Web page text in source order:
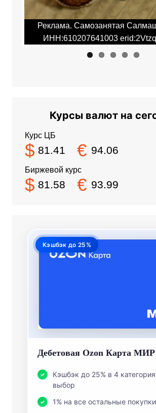
Реклама. Самозанятая
ИНН:610207641003
Курсы валют на
Курс ЦБ
$ 81.41 € 94.06
Биржевой курс
$ 81.58 € 93.99
Кэшбэк до 25%
Дебетовая Ozon Карта МИР
Кэшбэк до 25% в 4
выбор
1% на все остальные покупки